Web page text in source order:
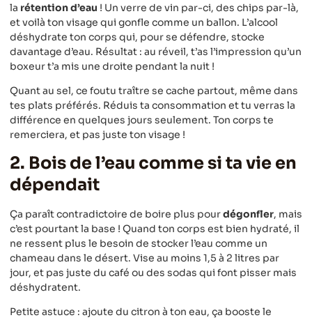
la rétention d’eau ! Un verre de vin par-ci, des chips par-là,
et voilà ton visage qui gonfle comme un ballon. L’alcool
déshydrate ton corps qui, pour se défendre, stocke
davantage d’eau. Résultat : au réveil, t’as l’impression qu’un
boxeur t’a mis une droite pendant la nuit !
Quant au sel, ce foutu traître se cache partout, même dans
tes plats préférés. Réduis ta consommation et tu verras la
différence en quelques jours seulement. Ton corps te
remerciera, et pas juste ton visage !
2. Bois de l’eau comme si ta vie en
dépendait
Ça paraît contradictoire de boire plus pourdégonfler, mais
c’est pourtant la base ! Quand ton corps est bien hydraté, il
ne ressent plus le besoin de stocker l’eau comme un
chameau dans le désert. Vise au moins 1,5 à 2 litres par
jour, et pas juste du café ou des sodas qui font pisser mais
déshydratent.
Petite astuce : ajoute du citron à ton eau, ça booste le